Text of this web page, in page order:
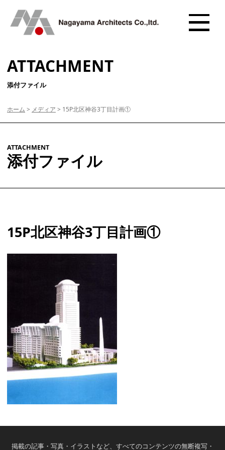
ATTACHMENT
添付ファイル
ホーム > メディア > 15P北区神谷3丁目計画①
ATTACHMENT
添付ファイル
15P北区神谷3丁目計画①
掲載の記事・写真・イラストなど、すべてのコンテンツの無断複写・